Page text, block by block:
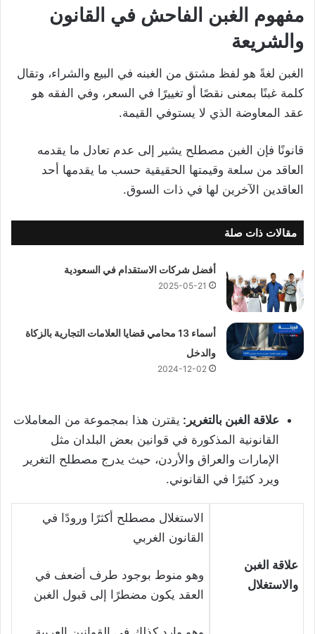
مفهوم الغبن الفاحش في القانون
والشريعة
الغبن لغةً هو لفظ مشتق من الغبنه في البيع والشراء، وتقال
كلمة غبنًا بمعنى نقصًا أو تغييرًا في السعر، وفي الفقه هو
عقد المعاوضة الذي لا يستوفي القيمة.
قانونًا فإن الغبن مصطلح يشير إلى عدم تعادل ما يقدمه
العاقد من سلعة وقيمتها الحقيقية حسب ما يقدمها أحد
العاقدين الآخرين لها في ذات السوق.
مقالات ذات صلة
أفضل شركات الاستقدام في السعودية
2025-05-21
أسماء 13 محامي قضايا العلامات التجارية بالزكاة
والدخل
2024-12-02
علاقة الغبن بالتغرير: يقترن هذا بمجموعة من المعاملات
القانونية المذكورة في قوانين بعض البلدان مثل
الإمارات والعراق والأردن، حيث يدرج مصطلح التغرير
ويرد كثيرًا في القانوني.
علاقة الغبن
والاستغلال
الاستغلال مصطلح أكثرًا ورودًا في
القانون الغربي
وهو منوط بوجود طرف أضعف في
العقد يكون مضطرًا إلى قبول الغبن